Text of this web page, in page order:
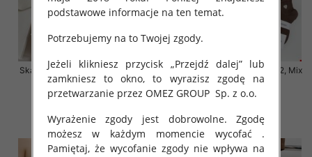
Skarpety damskie Roz 35-42, Mix
kolor Paczka 40 szt
szczegóły
Skarpety damskie Roz 35-42, Mix
kolor Paczka 40 szt
3.20 zł
szczegóły
podstawowe informacje na ten temat.
Potrzebujemy na to Twojej zgody.
Jeżeli klikniesz przycisk „Przejdź dalej” lub
zamkniesz to okno, to wyrazisz zgodę na
przetwarzanie przez OMEZ GROUP Sp. z o.o.
Wyrażenie zgody jest dobrowolne. Zgodę
możesz w każdym momencie wycofać .
Pamiętaj, że wycofanie zgody nie wpływa na